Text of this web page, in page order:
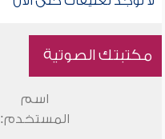
مكتبتك الصوتية
اسم
المستخدم: